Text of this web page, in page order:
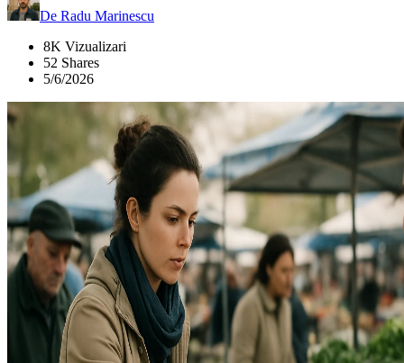
De Radu Marinescu
8K Vizualizari
52 Shares
5/6/2026